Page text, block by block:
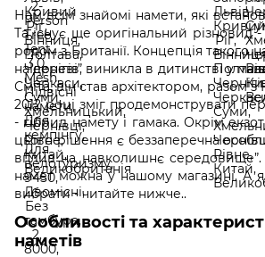
Нам всім знайомі намети, які
Та існує ще оригінальний різновид -
родом з Британії. Концепція такого
на дереві” виникла в дитинстві у
Сміта, він став архітектором, разом
2012 році зміг продемонструвати
- гібрид намету і гамака. Окрім
цього рішення є беззаперечна
вплив на навколишнє середовище”.
намет можна у нашому магазині. А
вибрати - читайте нижче..
Особливості та
наметів